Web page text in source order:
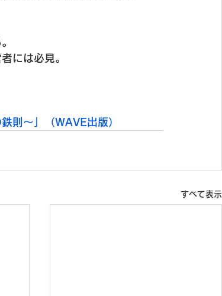
には必見。
則～」（WAVE出版）
すべて表示